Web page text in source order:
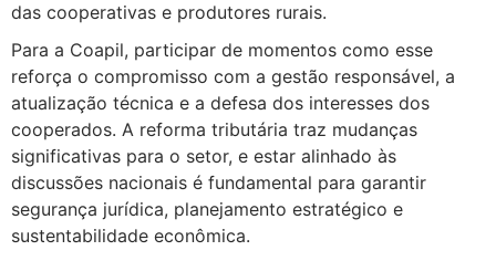
das cooperativas e produtores rurais.
Para a Coapil, participar de momentos como esse
reforça o compromisso com a gestão responsável, a
atualização técnica e a defesa dos interesses dos
cooperados. A reforma tributária traz mudanças
significativas para o setor, e estar alinhado às
discussões nacionais é fundamental para garantir
segurança jurídica, planejamento estratégico e
sustentabilidade econômica.